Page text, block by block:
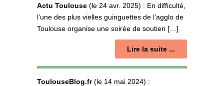
Actu Toulouse (le 24 avr. 2025) : En difficulté,
l’une des plus vielles guinguettes de l’agglo de
Toulouse organise une soirée de soutien […]
Lire la suite ...
ToulouseBlog.fr(le 14 mai 2024) :